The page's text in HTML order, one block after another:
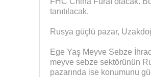
tanıtılacak.
Rusya güçlü pazar,
Ege Yaş Meyve Sebze
meyve sebze sektörünün
pazarında ise konumunu